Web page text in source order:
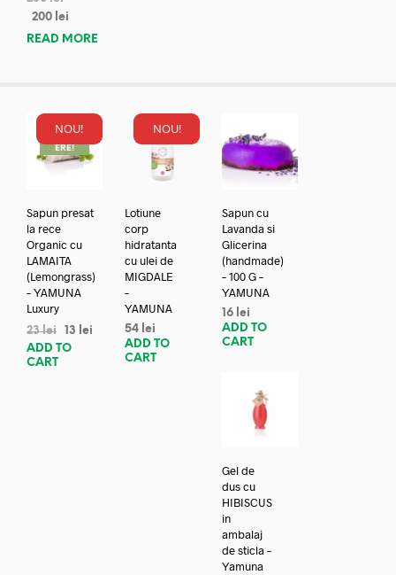
200 lei
READ MORE
NOU!
REDUC
ERE!
Sapun presat
la rece
Organic cu
LAMAITA
(Lemongrass)
– YAMUNA
Luxury
23lei 13
lei
ADD TO
CART
NOU!
Lotiune
corp
hidratanta
cu ulei de
MIGDALE
–
YAMUNA
54 lei
ADD TO
CART
Sapun cu
Lavanda si
Glicerina
(handmade)
– 100 G –
YAMUNA
16 lei
ADD TO
CART
Gel de
dus cu
HIBISCUS
in
ambalaj
de sticla –
Yamuna